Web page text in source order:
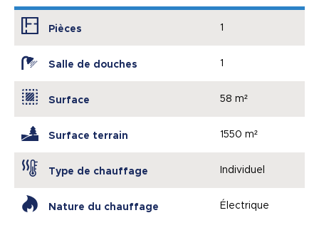
Pièces 1
Salle de douches 1
Surface 58 m²
Surface terrain 1550 m²
Type de chauffage Individuel
Nature du chauffage Électrique